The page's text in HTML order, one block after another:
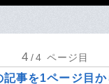
4 /4 ページ目
記事を1ページ目か